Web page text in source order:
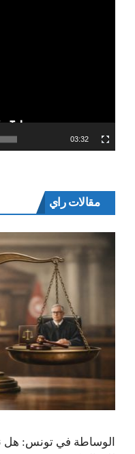
03:32
مقالات راي
الوساطة في تونس: هل